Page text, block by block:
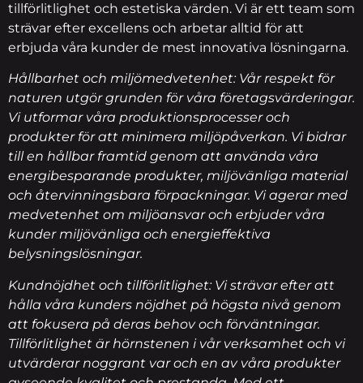
tillförlitlighet och estetiska värden. Vi är ett team som
strävar efter excellens och arbetar alltid för att
erbjuda våra kunder de mest innovativa lösningarna.
Hållbarhet och miljömedvetenhet: Vår respekt för
naturen utgör grunden för våra företagsvärderingar.
Vi utformar våra produktionsprocesser och
produkter för att minimera miljöpåverkan. Vi bidrar
till en hållbar framtid genom att använda våra
energibesparande produkter, miljövänliga material
och återvinningsbara förpackningar. Vi agerar med
medvetenhet om miljöansvar och erbjuder våra
kunder miljövänliga och energieffektiva
belysningslösningar.
Kundnöjdhet och tillförlitlighet: Vi strävar efter att
hålla våra kunders nöjdhet på högsta nivå genom
att fokusera på deras behov och förväntningar.
Tillförlitlighet är hörnstenen i vår verksamhet och vi
utvärderar noggrant var och en av våra produkter